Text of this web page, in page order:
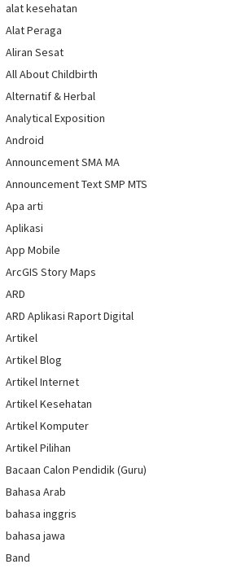
alat kesehatan
Alat Peraga
Aliran Sesat
All About Childbirth
Alternatif & Herbal
Analytical Exposition
Android
Announcement SMA MA
Announcement Text SMP MTS
Apa arti
Aplikasi
App Mobile
ArcGIS Story Maps
ARD
ARD Aplikasi Raport Digital
Artikel
Artikel Blog
Artikel Internet
Artikel Kesehatan
Artikel Komputer
Artikel Pilihan
Bacaan Calon Pendidik (Guru)
Bahasa Arab
bahasa inggris
bahasa jawa
Band